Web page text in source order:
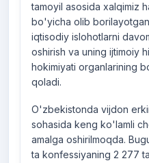
tamoyil asosida xalqimiz
bo'yicha olib
iqtisodiy islohotlarni
oshirish va uning ijtimoiy
hokimiyati organlarining
qoladi.
O'zbekistonda vijdon
sohasida keng ko'lamli
amalga oshirilmoqda.
ta konfessiyaning 2 277